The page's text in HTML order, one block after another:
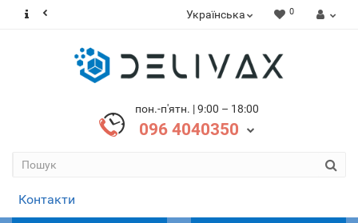
Українська 0
пон.-п'ятн. | 9:00 – 18:00
096 4040350
Контакти